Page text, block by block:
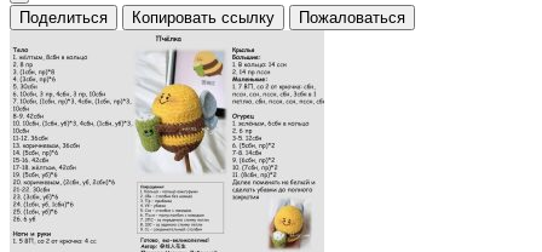
Поделиться Копировать ссылку Пожаловаться